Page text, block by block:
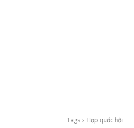
Tags Họp quốc hội